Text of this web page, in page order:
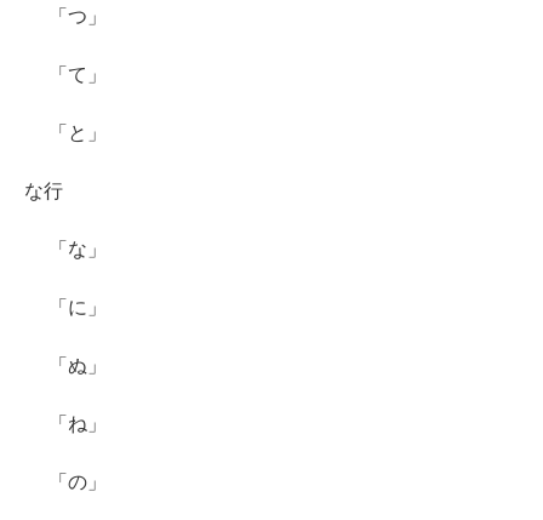
「つ」
「て」
「と」
な行
「な」
「に」
「ぬ」
「ね」
「の」